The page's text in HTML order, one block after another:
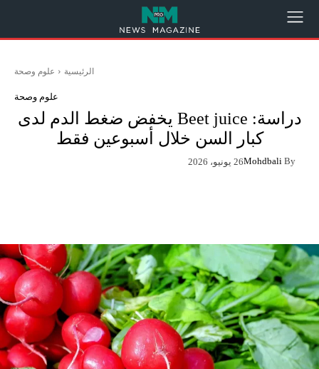
الرئيسية علوم وصحة
علوم وصحة
دراسة: Beet juice يخفض ضغط الدم لدى
كبار السن خلال أسبوعين فقط
By
Mohdbali26 يونيو، 2026